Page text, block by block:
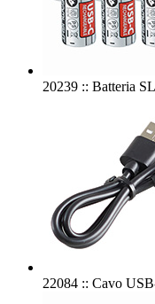
20239 :: Batteria
22084 :: Cavo